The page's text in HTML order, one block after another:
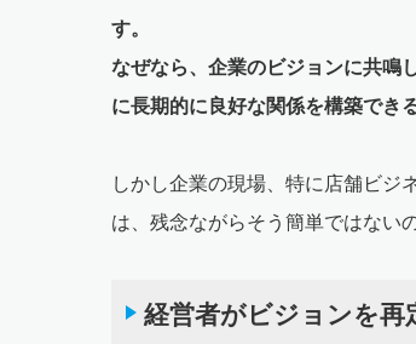
す。
なぜなら、企業のビジョンに共鳴
に長期的に良好な関係を構築でき
しかし企業の現場、特に店舗ビジ
は、残念ながらそう簡単ではないの
経営者がビジョンを再